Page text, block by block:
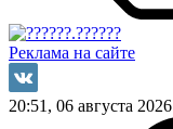
Реклама на сайте
20:51, 06 августа 2026